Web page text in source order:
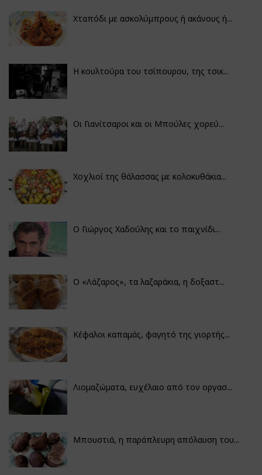
Χταπόδι με ασκολύμπρους ή ακάνους ή...
Η κουλτούρα του τσίπουρου, της τσικ...
Οι Γιανίτσαροι και οι Μπούλες χορεύ...
Χοχλιοί της θάλασσας με κολοκυθάκια...
Ο Γιώργος Χαδούλης και το παιχνίδι...
Ο «Λάζαρος», τα λαζαράκια, η δοξαστ...
Κέφαλοι καπαμάς, φαγητό της γιορτής...
Λιομαζώματα, ευχέλαιο από τον οργασ...
Μπουστιά, η παράπλευρη απόλαυση του...